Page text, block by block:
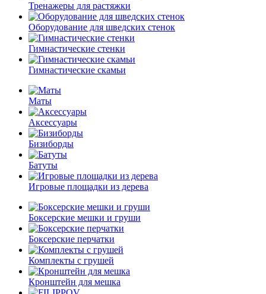
Тренажеры для растяжки
Оборудование для шведских стенок
Гимнастические стенки
Гимнастические скамьи
Маты
Аксессуары
Бизиборды
Батуты
Игровые площадки из дерева
Боксерские мешки и груши
Боксерские перчатки
Комплекты с грушей
Кронштейн для мешка